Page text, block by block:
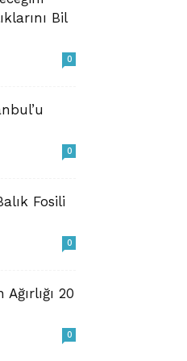
Bil
0
0
Fosili
0
20
0